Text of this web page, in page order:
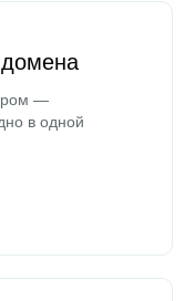
домена
—
в одной